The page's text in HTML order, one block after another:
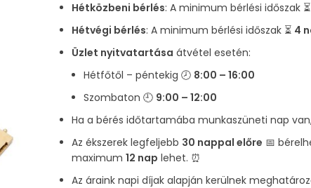
Hétközbeni bérlés: A minimum bérlési időszak ⏳
Hétvégi bérlés: A minimum bérlési időszak ⏳ 4
Üzlet nyitvatartása átvétel esetén:
Hétfőtől – péntekig 🕗 8:00 – 16:00
Szombaton 🕘 9:00 – 12:00
Ha a bérés időtartamába munkaszüneti nap
Az ékszerek legfeljebb 30 nappal előre 📅
maximum 12 nap lehet. ⏰
Az áraink napi díjak alapján kerülnek